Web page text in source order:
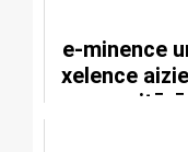
e-minence
xelence
meritūrā